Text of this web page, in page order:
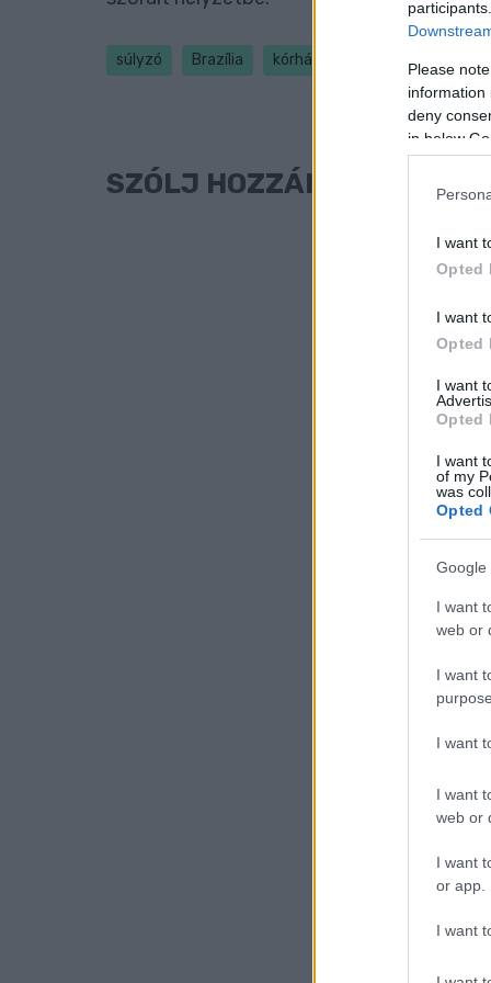
Please
information
deny
in below
I want
Opted
I want
Opted
I want
Opted
I want
of my
was
Opted
Google
I want
web or
I want
I want
I want
web or
I want
or app.
I want
súlyzó Brazília kórház
SZÓLJ HOZZÁ!